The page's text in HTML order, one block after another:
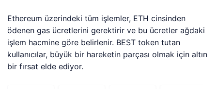
Ethereum üzerindeki tüm işlemler, ETH cinsinden
ödenen gas ücretlerini gerektirir ve bu ücretler ağdaki
işlem hacmine göre belirlenir. BEST token tutan
kullanıcılar, büyük bir hareketin parçası olmak için altın
bir fırsat elde ediyor.